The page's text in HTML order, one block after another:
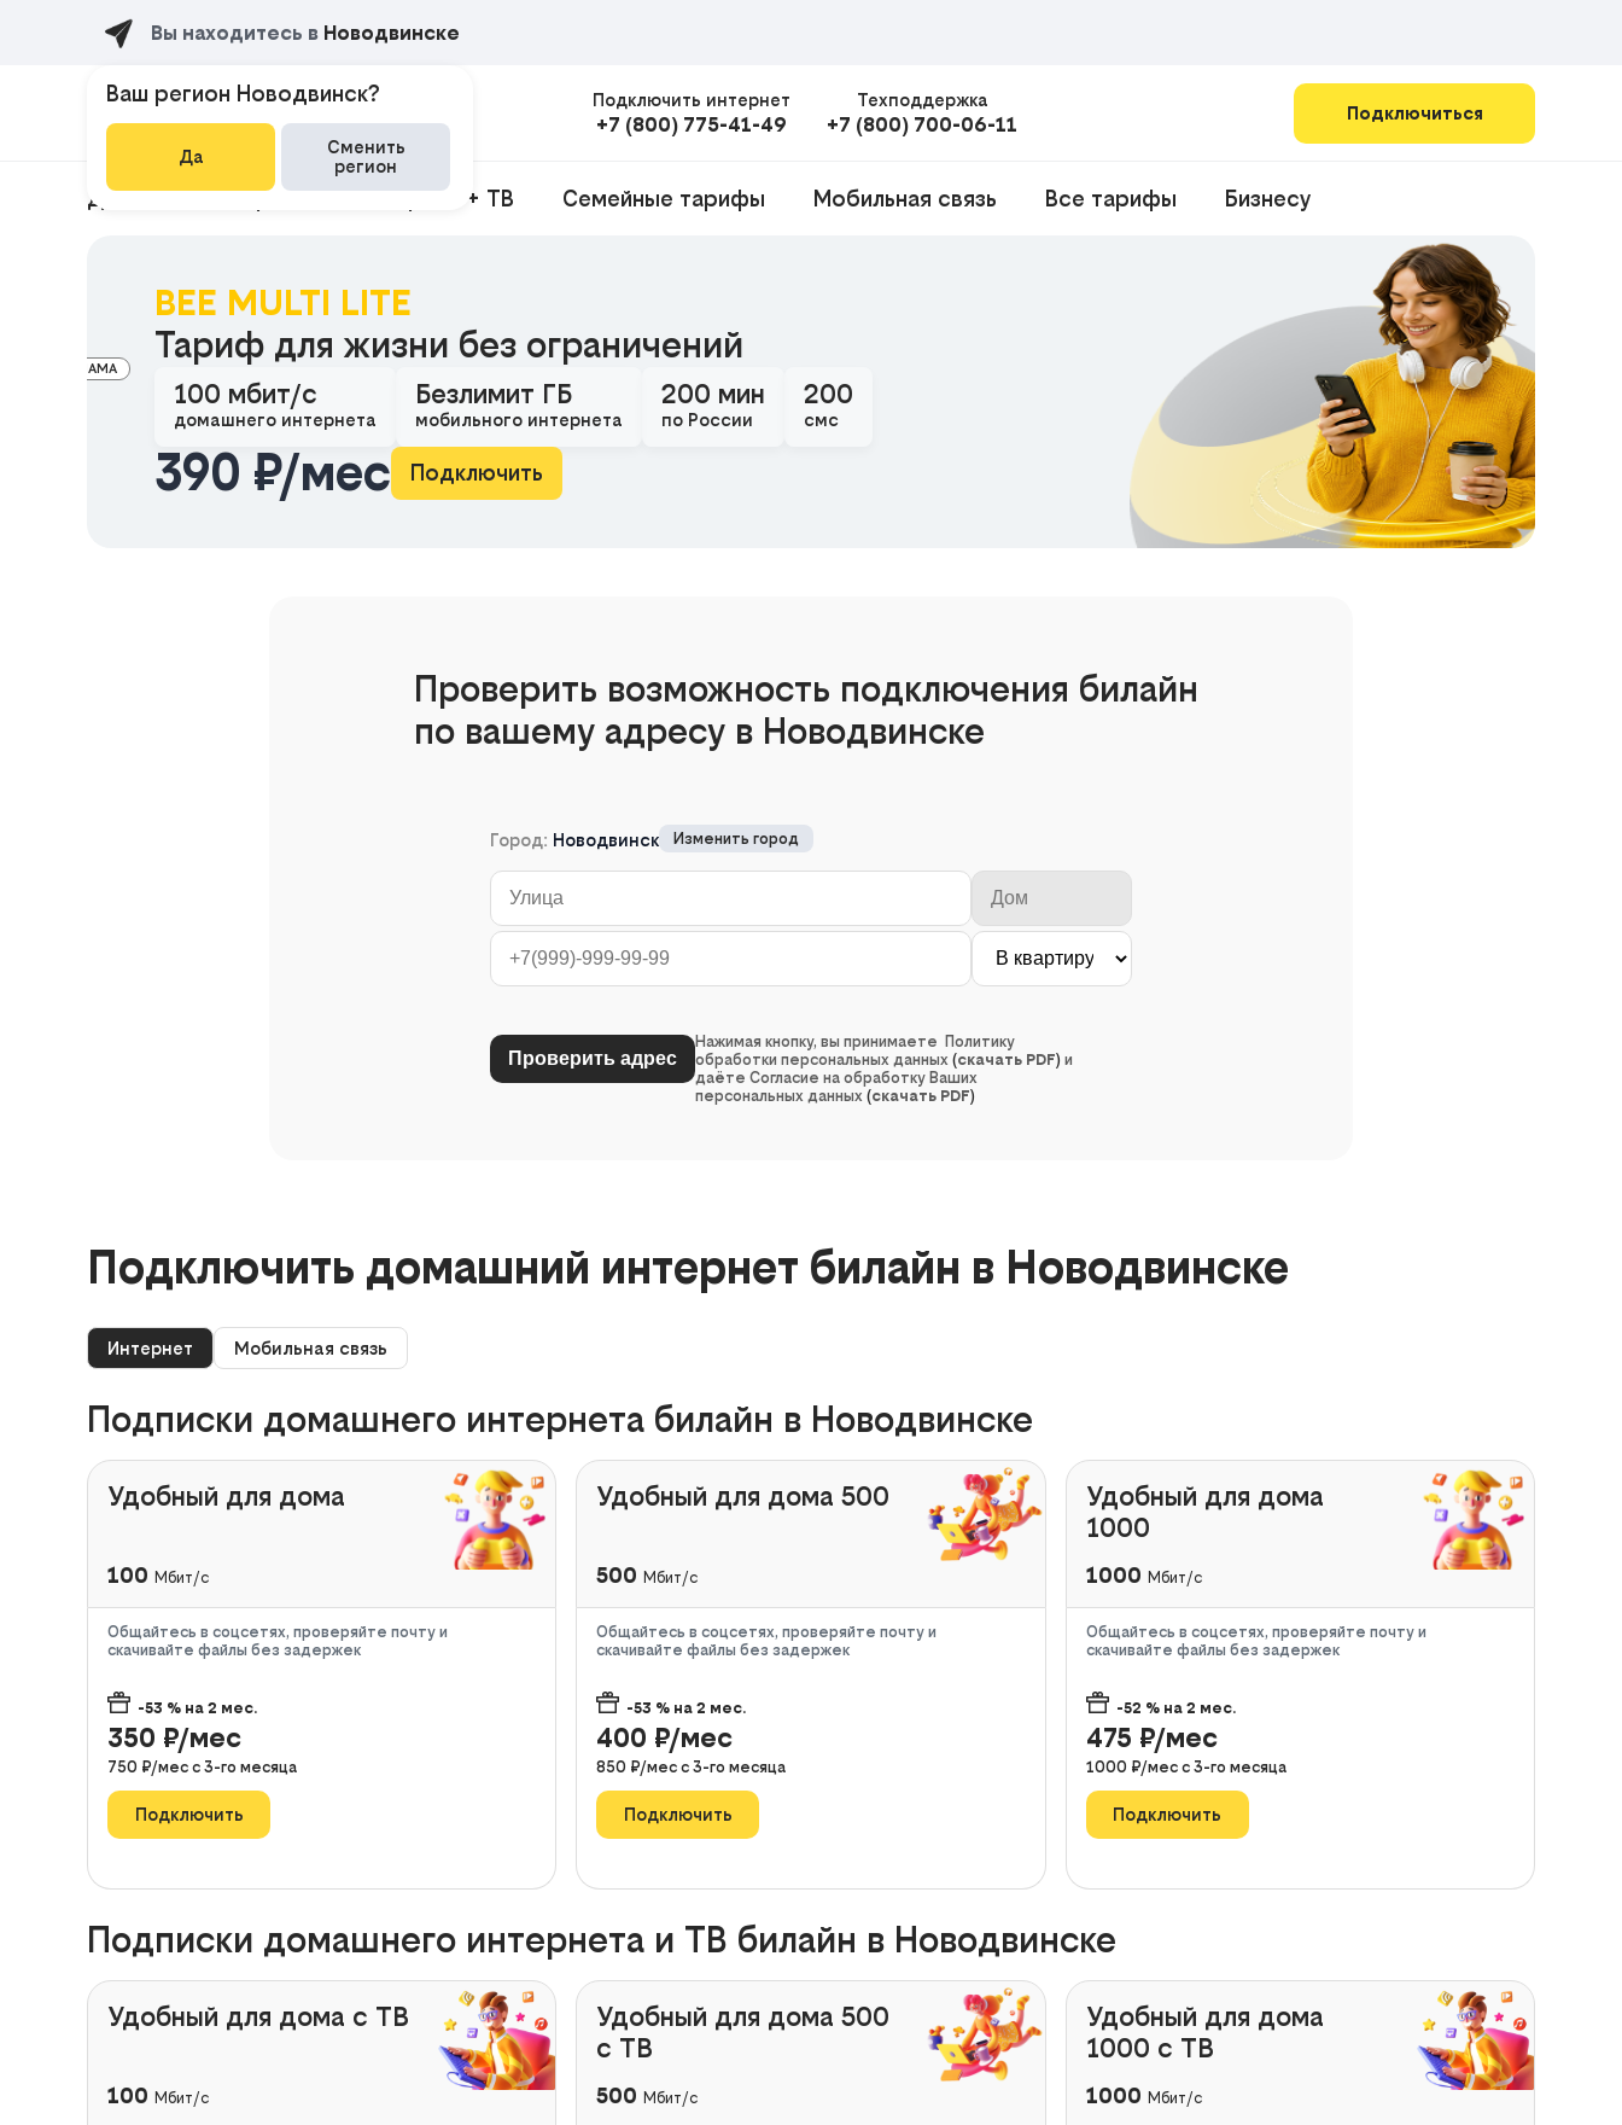
Вы находитесь в Новодвинске
Подключить интернет
+7 (800) 775-41-49
Техподдержка
+7 (800) 700-06-11 Подключиться
Домашний интернет Интернет + ТВ Семейные тарифы Мобильная связь Все тарифы Бизнесу
BEE MULTI LITE
Тариф для жизни без ограничений
100 мбит/с
домашнего интернета
Безлимит ГБ
мобильного интернета
200 мин
по России
200
смс
390 ₽/мес Подключить
РЕКЛАМА
Проверить возможность подключения билайн
по вашему адресу в Новодвинске
Город: Новодвинск Изменить город
Нажимая кнопку, вы принимаете Политику
обработки персональных данных (скачать PDF) и
даёте Согласие на обработку Ваших
персональных данных (скачать PDF)
Подключить домашний интернет билайн в Новодвинске
Интернет Мобильная связь
Подписки домашнего интернета билайн в Новодвинске
Удобный для дома
100 Мбит/с
Общайтесь в соцсетях, проверяйте почту и
скачивайте файлы без задержек
-53 % на 2 мес.
350 ₽/мес
750 ₽/мес с 3-го месяца
Подключить
Удобный для дома 500
500 Мбит/с
Общайтесь в соцсетях, проверяйте почту и
скачивайте файлы без задержек
-53 % на2 мес.
400 ₽/мес
850 ₽/мес с3-го месяца
Подключить
Удобный для дома
1000
1000 Мбит/с
Общайтесь в соцсетях, проверяйте почту и
скачивайте файлы без задержек
-52 % на 2 мес.
475 ₽/мес
1000 ₽/мес с 3-го месяца
Подключить
Подписки домашнего интернета и ТВ билайн в Новодвинске
Удобный для дома с ТВ
100 Мбит/с
Удобный для дома 500
с ТВ
500 Мбит/с
Удобный для дома
1000 с ТВ
1000 Мбит/с
Ваш регион Новодвинск?
Да
Сменить
регион